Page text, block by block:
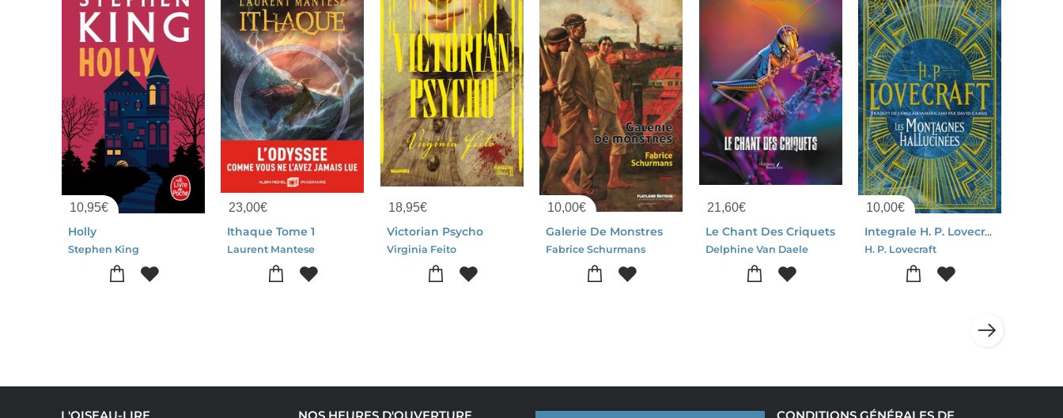
10,95€
Holly
Stephen King
23,00€
Ithaque Tome 1
Laurent Mantese
18,95€
Victorian Psycho
Virginia Feito
10,00€
Galerie De Monstres
Fabrice Schurmans
21,60€
Le Chant Des Criquets
Delphine Van Daele
10,00€
Integrale H. P. Lovecraft Tome 2 : Les Montagnes Hallucinees
H. P. Lovecraft